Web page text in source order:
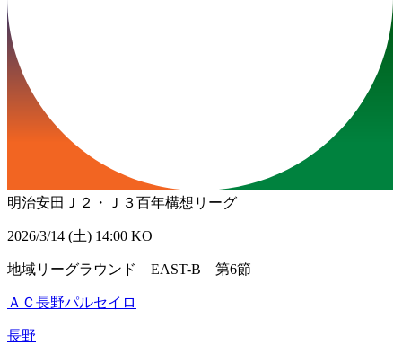
明治安田Ｊ２・Ｊ３百年構想リーグ
2026/3/14 (土) 14:00 KO
地域リーグラウンド EAST-B 第6節
ＡＣ長野パルセイロ
長野